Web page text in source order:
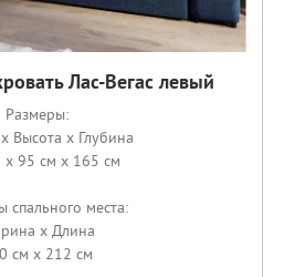
Лас-Вегас левый
Размеры:
Высота x Глубина
x 95 см x 165 см
спального места:
x Длина
см x 212 см